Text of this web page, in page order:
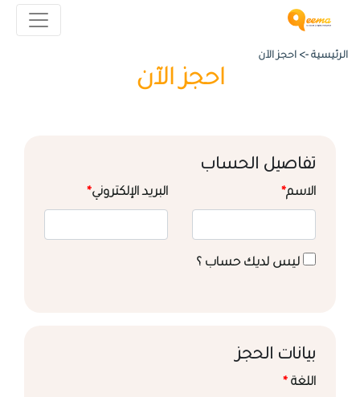
الرئيسية -> احجز الآن
احجز الآن
تفاصيل الحساب
الاسم* البريد الإلكتروني*
ليس لديك حساب ؟
بيانات الحجز
اللغة *